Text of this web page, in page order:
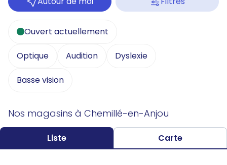
Ouvert actuellement
Optique Audition Dyslexie
Basse vision
Nos magasins à Chemillé-en-Anjou
Liste Carte